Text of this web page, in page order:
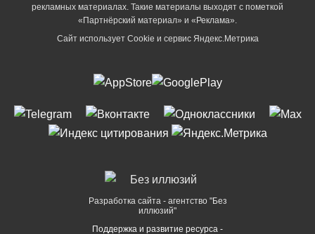
рекламных материалах. Такие материалы выходят с пометкой
«Партнёрский материал» и «Реклама».
Сайт использует Cookie и сервиc Яндекс.Метрика
Разработка сайта - агентство "Без
иллюзий"
Поддержка и развитие ресурса -